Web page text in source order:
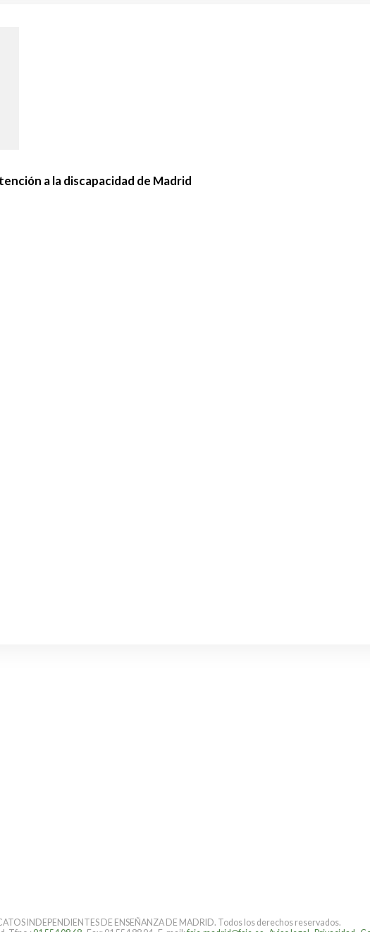
a la discapacidad de Madrid
INDEPENDIENTES DE ENSEÑANZA DE MADRID. Todos los derechos reservados.